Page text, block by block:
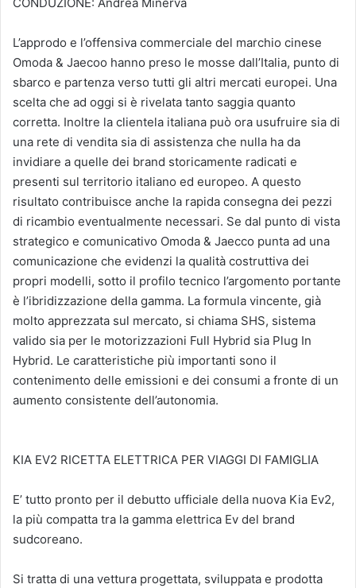
CONDUZIONE: Andrea Minerva
L’approdo e l’offensiva commerciale del marchio cinese
Omoda & Jaecoo hanno preso le mosse dall’Italia, punto di
sbarco e partenza verso tutti gli altri mercati europei. Una
scelta che ad oggi si è rivelata tanto saggia quanto
corretta. Inoltre la clientela italiana può ora usufruire sia di
una rete di vendita sia di assistenza che nulla ha da
invidiare a quelle dei brand storicamente radicati e
presenti sul territorio italiano ed europeo. A questo
risultato contribuisce anche la rapida consegna dei pezzi
di ricambio eventualmente necessari. Se dal punto di vista
strategico e comunicativo Omoda & Jaecco punta ad una
comunicazione che evidenzi la qualità costruttiva dei
propri modelli, sotto il profilo tecnico l’argomento portante
è l’ibridizzazione della gamma. La formula vincente, già
molto apprezzata sul mercato, si chiama SHS, sistema
valido sia per le motorizzazioni Full Hybrid sia Plug In
Hybrid. Le caratteristiche più importanti sono il
contenimento delle emissioni e dei consumi a fronte di un
aumento consistente dell’autonomia.
KIA EV2 RICETTA ELETTRICA PER VIAGGI DI FAMIGLIA
E’ tutto pronto per il debutto ufficiale della nuova Kia Ev2,
la più compatta tra la gamma elettrica Ev del brand
sudcoreano.
Si tratta di una vettura progettata, sviluppata e prodotta